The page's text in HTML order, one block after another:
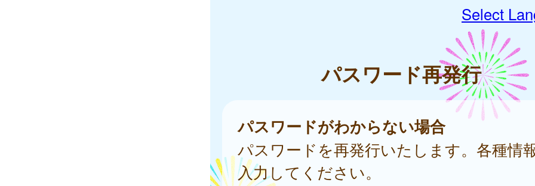
Select
パスワード再発行
パスワードがわからない場合
パスワードを再発行いたします。各種情
入力してください。